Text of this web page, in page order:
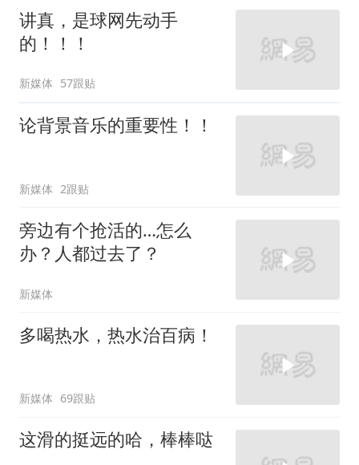
讲真，是球网先动手
的！！！
新媒体 57跟贴
论背景音乐的重要性！！
新媒体 2跟贴
旁边有个抢活的…怎么
办？人都过去了？
新媒体
多喝热水，热水治百病！
新媒体 69跟贴
这滑的挺远的哈，棒棒哒